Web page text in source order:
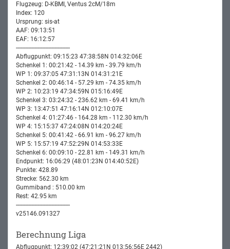
Flugzeug: D-KBMI, Ventus 2cM/18m
Index: 120
Ursprung: sis-at
AAF: 09:13:51
EAF: 16:12:57
-----------------------------------
Abflugpunkt: 09:15:23 47:38:58N 014:32:06E
Schenkel 1: 00:21:42 - 14.39 km - 39.79 km/h
WP 1: 09:37:05 47:31:13N 014:31:21E
Schenkel 2: 00:46:14 - 57.29 km - 74.35 km/h
WP 2: 10:23:19 47:34:59N 015:16:49E
Schenkel 3: 03:24:32 - 236.62 km - 69.41 km/h
WP 3: 13:47:51 47:16:14N 012:10:07E
Schenkel 4: 01:27:46 - 164.28 km - 112.30 km/h
WP 4: 15:15:37 47:24:08N 014:20:24E
Schenkel 5: 00:41:42 - 66.91 km - 96.27 km/h
WP 5: 15:57:19 47:52:29N 014:53:33E
Schenkel 6: 00:09:10 - 22.81 km - 149.31 km/h
Endpunkt: 16:06:29 (48:01:23N 014:40:52E)
Punkte: 428.89
Strecke: 562.30 km
Gummiband : 510.00 km
Rest: 42.95 km
-----------------------------------
v25146.091327
Berechnung Liga
Abflugpunkt: 12:39:02 (47:21:21N 013:56:56E 2442)